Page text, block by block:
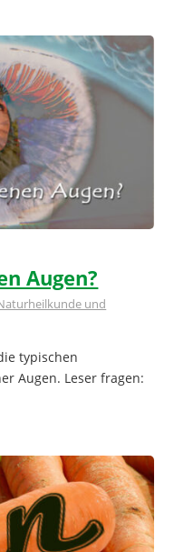
Augen?
und
typischen
Augen. Leser fragen: